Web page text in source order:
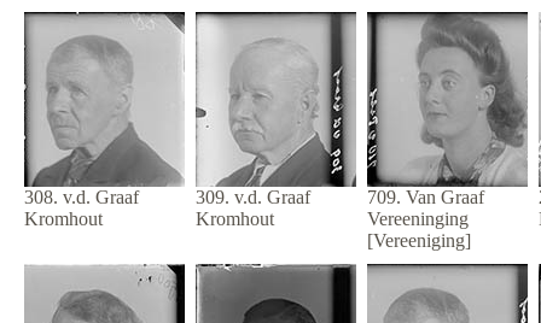
308. v.d. Graaf
Kromhout
309. v.d. Graaf
Kromhout
709. Van Graaf
Vereeninging
[Vereeniging]